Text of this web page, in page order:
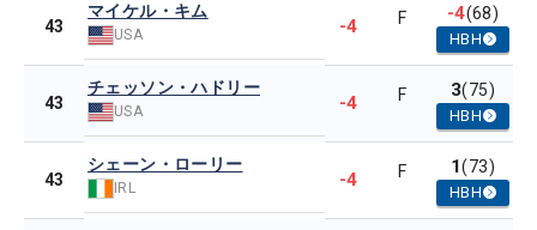
43
マイケル・キム
USA -4 F -4(68)
HBH
43
チェッソン・ハドリー
USA -4 F 3(75)
HBH
43
シェーン・ローリー
IRL -4 F 1(73)
HBH